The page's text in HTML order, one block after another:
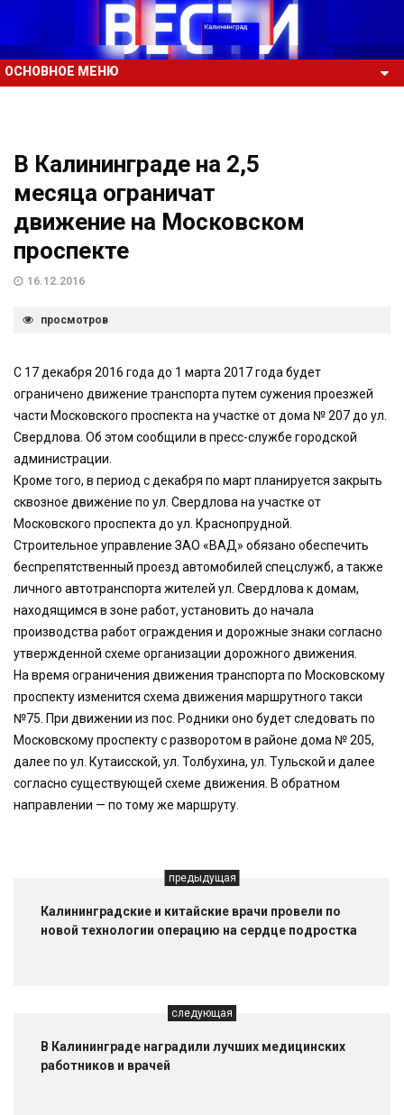
ОСНОВНОЕ МЕНЮ
В Калининграде на 2,5
месяца ограничат
движение на Московском
проспекте
16.12.2016
просмотров
С 17 декабря 2016 года до 1 марта 2017 года будет
ограничено движение транспорта путем сужения проезжей
части Московского проспекта на участке от дома № 207 до ул.
Свердлова. Об этом сообщили в пресс-службе городской
администрации.
Кроме того, в период с декабря по март планируется закрыть
сквозное движение по ул. Свердлова на участке от
Московского проспекта до ул. Краснопрудной.
Строительное управление ЗАО «ВАД» обязано обеспечить
беспрепятственный проезд автомобилей спецслужб, а также
личного автотранспорта жителей ул. Свердлова к домам,
находящимся в зоне работ, установить до начала
производства работ ограждения и дорожные знаки согласно
утвержденной схеме организации дорожного движения.
На время ограничения движения транспорта по Московскому
проспекту изменится схема движения маршрутного такси
№75. При движении из пос. Родники оно будет следовать по
Московскому проспекту с разворотом в районе дома № 205,
далее по ул. Кутаисской, ул. Толбухина, ул. Тульской и далее
согласно существующей схеме движения. В обратном
направлении — по тому же маршруту.
предыдущая
Калининградские и китайские врачи провели по
новой технологии операцию на сердце подростка
следующая
В Калининграде наградили лучших медицинских
работников и врачей